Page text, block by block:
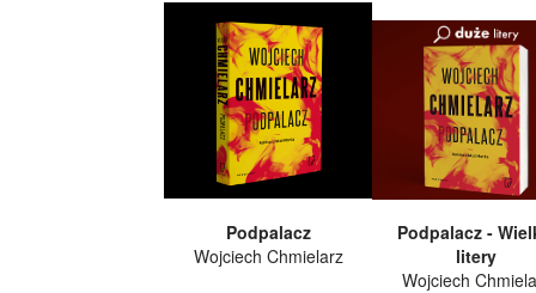
Podpalacz
Wojciech Chmielarz
Podpalacz -
litery
Wojciech